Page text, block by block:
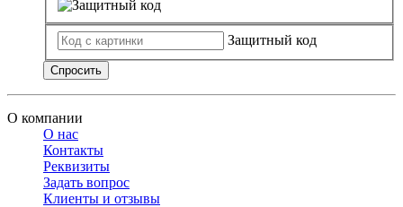
Защитный код
Спросить
О компании
О нас
Контакты
Реквизиты
Задать вопрос
Клиенты и отзывы